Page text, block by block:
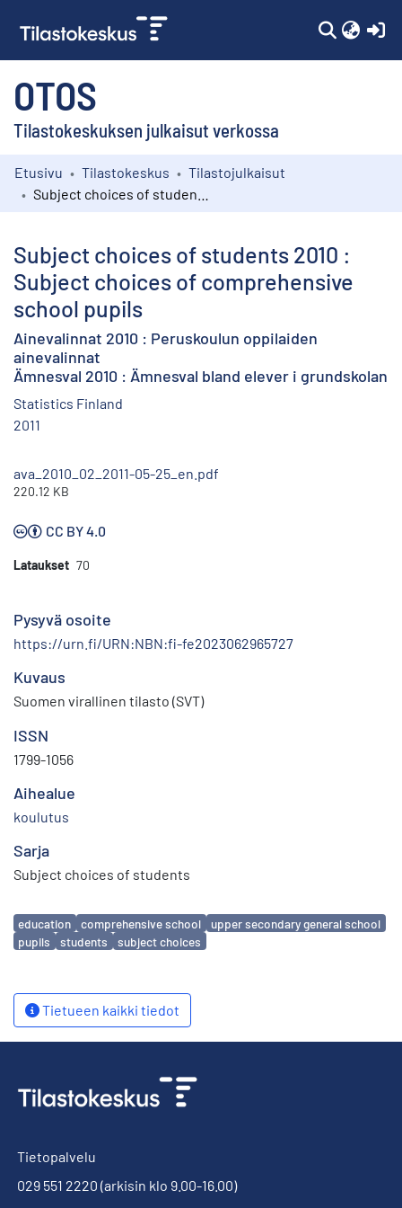
OTOS
Tilastokeskuksen julkaisut verkossa
Kokoelmat
Etusivu Tilastokeskus
Tilastojulkaisut
Subject choices of students 2010 :
Subject choices of comprehensive
school pupils
Ainevalinnat 2010 : Peruskoulun oppilaiden
ainevalinnat
Ämnesval 2010 : Ämnesval bland elever i grundskolan
Statistics Finland
2011
ava_2010_02_2011-05-25_en.pdf
220.12 KB
CC BY 4.0
Lataukset 70
Pysyvä osoite
https://urn.fi/URN:NBN:fi-fe2023062965727
Kuvaus
Suomen virallinen tilasto (SVT)
ISSN
1799-1056
Aihealue
koulutus
Sarja
Subject choices of students
Avainsanat
education comprehensive school
upper secondary general school
pupils
students subject choices
Tietueen kaikki tiedot
Tietopalvelu
029 551 2220 (arkisin klo 9.00-16.00)